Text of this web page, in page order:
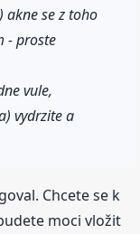
se z toho
- proste
vule,
vydrzite a
Chcete se k
moci vložit